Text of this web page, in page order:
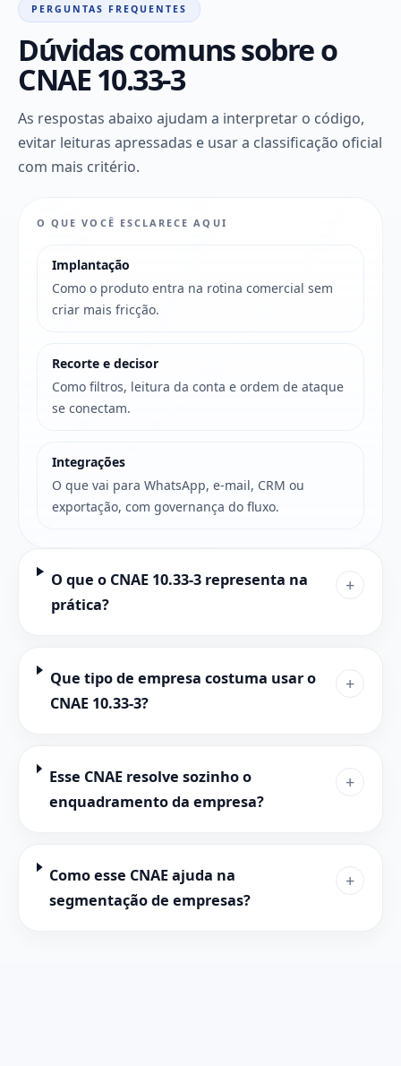
PERGUNTAS FREQUENTES
Dúvidas comuns sobre o
CNAE 10.33-3
As respostas abaixo ajudam a interpretar o código,
evitar leituras apressadas e usar a classificação oficial
com mais critério.
O QUE VOCÊ ESCLARECE AQUI
Implantação
Como o produto entra na rotina comercial sem
criar mais fricção.
Recorte e decisor
Como filtros, leitura da conta e ordem de ataque
se conectam.
Integrações
O que vai para WhatsApp, e-mail, CRM ou
exportação, com governança do fluxo.
O que o CNAE 10.33-3 representa na
prática?
+
Que tipo de empresa costuma usar o
CNAE 10.33-3?
+
Esse CNAE resolve sozinho o
enquadramento da empresa?
+
Como esse CNAE ajuda na
segmentação de empresas?
+